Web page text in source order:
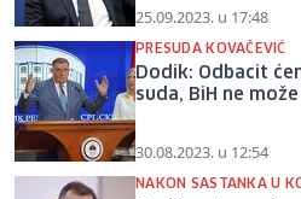
25.09.2023. u 17:48
PRESUDA KOVAČEVIĆ
Dodik: Odbacit
suda, BiH ne
30.08.2023. u 12:54
NAKON SASTANKA U